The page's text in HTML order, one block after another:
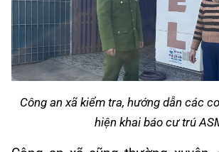
Công an xã kiểm tra, hướng dẫn các
hiện khai báo cư trú